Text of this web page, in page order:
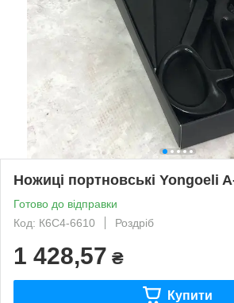
Ножиці портновські Yongoeli
Готово до відправки
Код: К6С4-6610
Роздріб
1 428,57 ₴
Купити